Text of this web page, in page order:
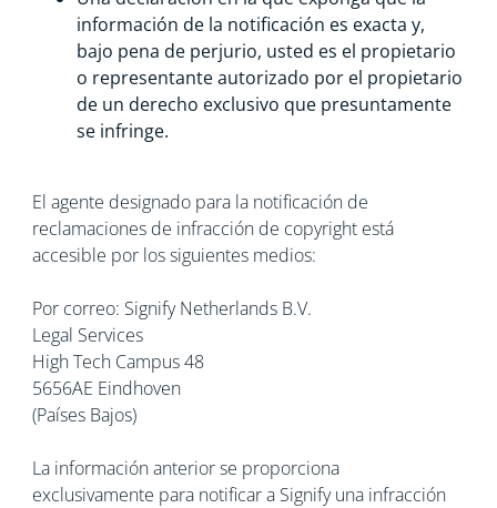
información de la notificación es exacta y,
bajo pena de perjurio, usted es el propietario
o representante autorizado por el propietario
de un derecho exclusivo que presuntamente
se infringe.
El agente designado para la notificación de
reclamaciones de infracción de copyright está
accesible por los siguientes medios:
Por correo: Signify Netherlands B.V.
Legal Services
High Tech Campus 48
5656AE Eindhoven
(Países Bajos)
La información anterior se proporciona
exclusivamente para notificar a Signify una infracción